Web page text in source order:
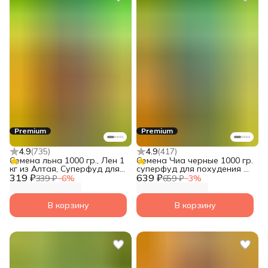
Premium
4.9(735)
319 ₽339 ₽−6%
Семена льна 1000 гр., Лен 1
кг из Алтая, Суперфуд для
похудения от Narmak.
В корзину
Premium
4.9(417)
639 ₽659 ₽−3%
Семена Чиа черные 1000 гр.
суперфуд для похудения от
Narmak
В корзину